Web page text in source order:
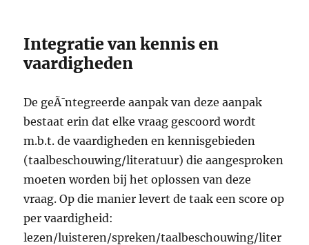
Integratie van kennis en
vaardigheden
De geÃ¯ntegreerde aanpak van deze aanpak
bestaat erin dat elke vraag gescoord wordt
m.b.t. de vaardigheden en kennisgebieden
(taalbeschouwing/literatuur) die aangesproken
moeten worden bij het oplossen van deze
vraag. Op die manier levert de taak een score op
per vaardigheid:
lezen/luisteren/spreken/taalbeschouwing/liter